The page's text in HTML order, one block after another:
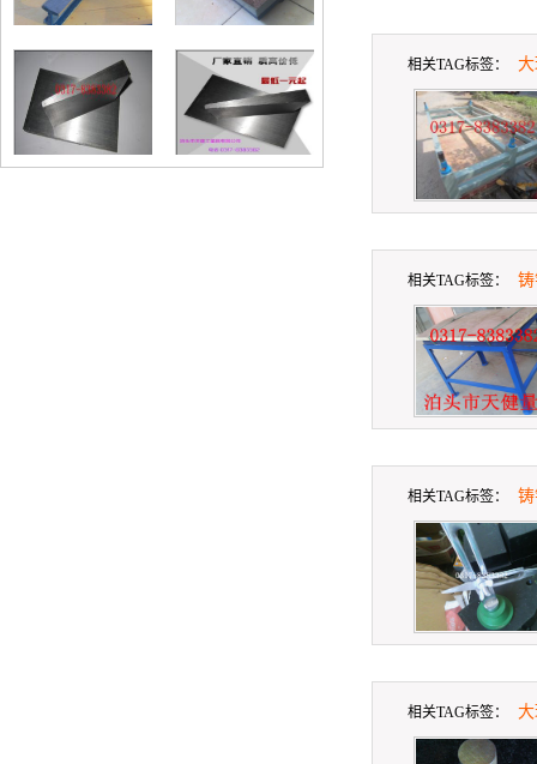
钢制斜铁
相关TAG标签：
相关TAG标签：
相关TAG标签：
相关TAG标签：